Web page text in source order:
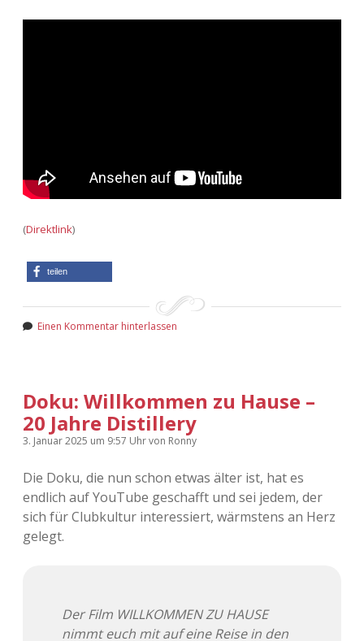
(Direktlink)
teilen
Einen Kommentar hinterlassen
Doku: Willkommen zu Hause –
20 Jahre Distillery
3. Januar 2025 um 9:57 Uhrvon Ronny
Die Doku, die nun schon etwas älter ist, hat es
endlich auf YouTube geschafft und sei jedem, der
sich für Clubkultur interessiert, wärmstens an Herz
gelegt.
Der Film WILLKOMMEN ZU HAUSE
nimmt euch mit auf eine Reise in den